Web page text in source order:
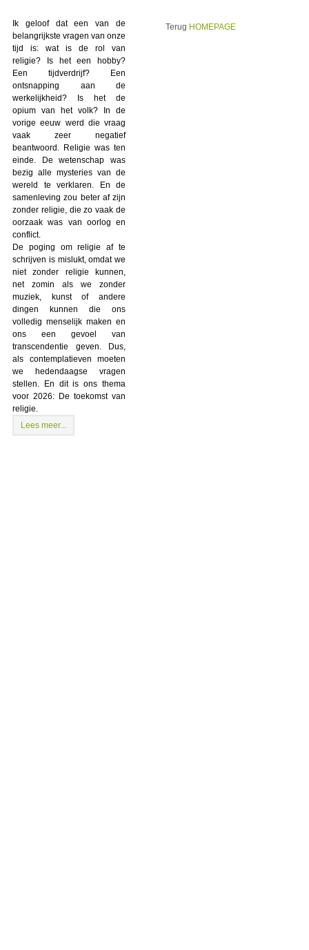
Ik geloof dat een van de
belangrijkste vragen van onze
tijd is: wat is de rol van
religie? Is het een hobby?
Een tijdverdrijf? Een
ontsnapping aan de
werkelijkheid? Is het de
opium van het volk? In de
vorige eeuw werd die vraag
vaak zeer negatief
beantwoord. Religie was ten
einde. De wetenschap was
bezig alle mysteries van de
wereld te verklaren. En de
samenleving zou beter af zijn
zonder religie, die zo vaak de
oorzaak was van oorlog en
conflict.
De poging om religie af te
schrijven is mislukt, omdat we
niet zonder religie kunnen,
net zomin als we zonder
muziek, kunst of andere
dingen kunnen die ons
volledig menselijk maken en
ons een gevoel van
transcendentie geven. Dus,
als contemplatieven moeten
we hedendaagse vragen
stellen. En dit is ons thema
voor 2026: De toekomst van
religie.
Lees meer...
Terug HOMEPAGE